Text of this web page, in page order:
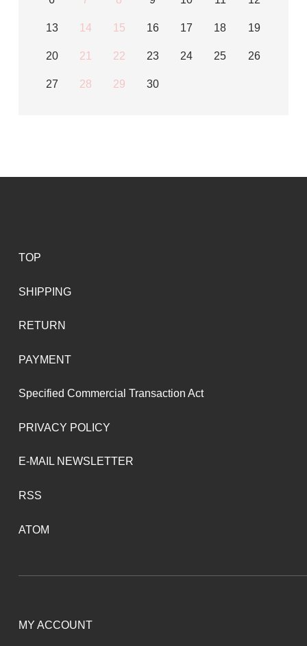
13 14 15 16 17 18 19
20 21 22 23 24 25 26
27 28 29 30
TOP
SHIPPING
RETURN
PAYMENT
Specified Commercial Transaction Act
PRIVACY POLICY
E-MAIL NEWSLETTER
RSS
ATOM
MY ACCOUNT